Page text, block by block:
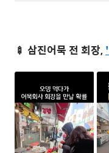
🍢 삼진어묵 전 회장,'